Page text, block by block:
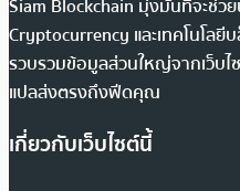
Siam Blockchain มุ่งมั่นที่จะช่ว
Cryptocurrency และเทคโนโลยี
รวบรวมข้อมูลส่วนใหญ่จากเว็บไ
แปลส่งตรงถึงฟีดคุณ
เกี่ยวกับเว็บไซต์นี้